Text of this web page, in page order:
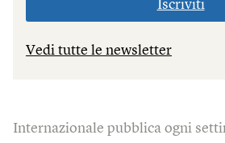
Iscriviti
Vedi tutte le newsletter
Internazionale pubblica ogni